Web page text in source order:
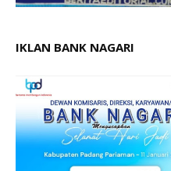
IKLAN BANK NAGARI